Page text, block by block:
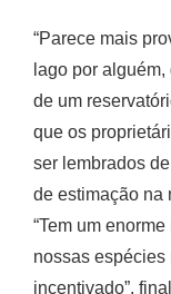
“Parece mais
lago por
de um
que os
ser lembrados
de estimação na
“Tem um
nossas espécies
incentivado”,